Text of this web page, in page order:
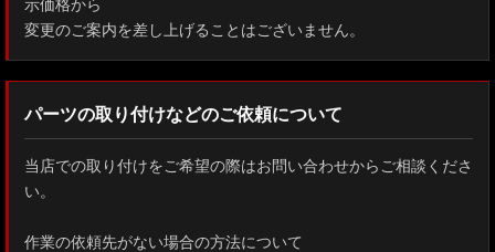
AYH30/GGH30/35/AGH30/35 アルファード
ACR50 エスティマ
ZWR90W/ZWR95W/MZRA90W/MZRA95W ノア/ヴォクシー
ZRR80 ノア/ヴォクシー
変更のご案内を差し上げることはございません。
パーツの取り付けなどのご依頼について
当店での取り付けをご希望の際はお問い合わせからご相談くださ
い。
作業の依頼先がない場合の方法について